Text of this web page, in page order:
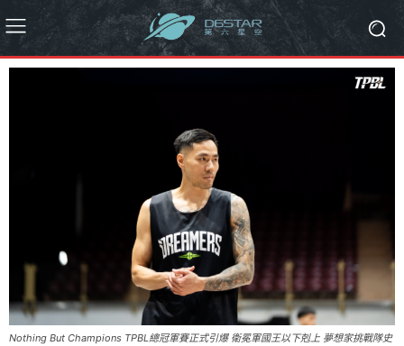
Nothing But Champions TPBL總冠軍賽正式引爆 衛冕軍國王以下剋上 夢想家挑戰隊史